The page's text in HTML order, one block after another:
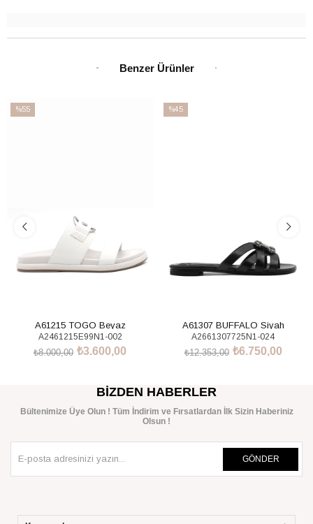
Benzer Ürünler
%55
A61215 TOGO Beyaz
A2461215E99N1-002
₺3.600,00
₺8.000,00
%45
A61307 BUFFALO Siyah
A2661307725N1-024
₺6.750,00
₺12.353,00
BIZDEN HABERLER
Bültenimize Üye Olun ! Tüm İndirim ve Fırsatlardan İlk Sizin Haberiniz
Olsun !
GÖNDER